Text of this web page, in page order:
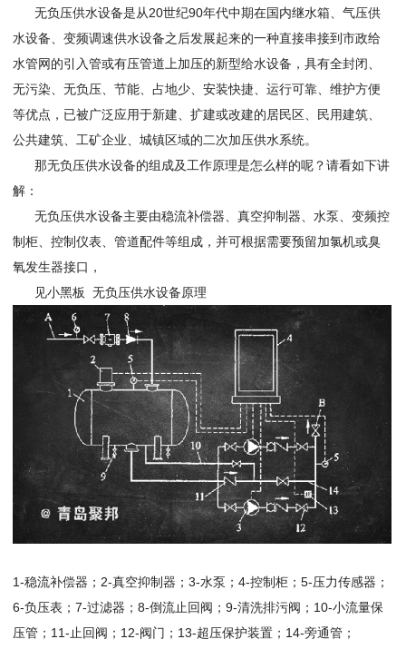
无负压供水设备是从20世纪90年代中期在国内继水箱、气压供
水设备、变频调速供水设备之后发展起来的一种直接串接到市政给
水管网的引入管或有压管道上加压的新型给水设备，具有全封闭、
无污染、无负压、节能、占地少、安装快捷、运行可靠、维护方便
等优点，已被广泛应用于新建、扩建或改建的居民区、民用建筑、
公共建筑、工矿企业、城镇区域的二次加压供水系统。
那无负压供水设备的组成及工作原理是怎么样的呢？请看如下讲
解：
无负压供水设备主要由稳流补偿器、真空抑制器、水泵、变频控
制柜、控制仪表、管道配件等组成，并可根据需要预留加氯机或臭
氧发生器接口，
见小黑板 无负压供水设备原理
1-稳流补偿器；2-真空抑制器；3-水泵；4-控制柜；5-压力传感器；
6-负压表；7-过滤器；8-倒流止回阀；9-清洗排污阀；10-小流量保
压管；11-止回阀；12-阀门；13-超压保护装置；14-旁通管；